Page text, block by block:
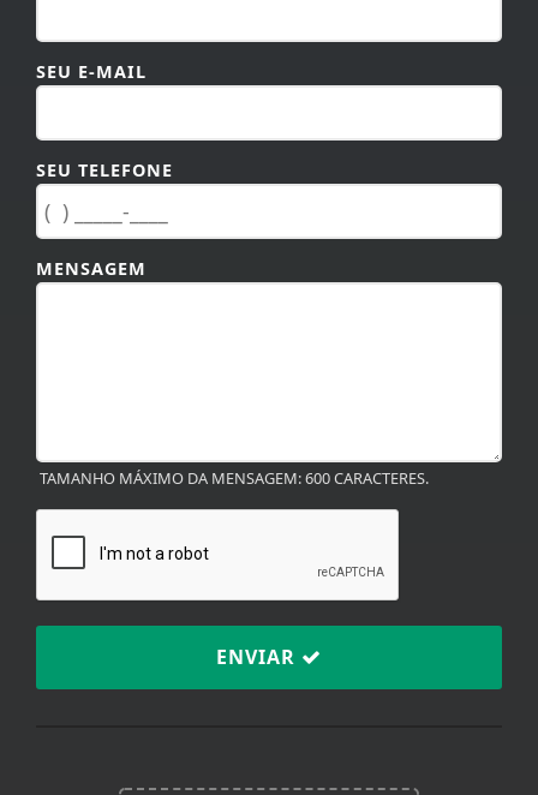
SEU E-MAIL
SEU TELEFONE
MENSAGEM
ENVIAR
TERMOS DE USO E